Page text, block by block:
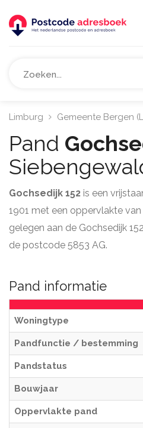
Limburg Gemeente Bergen
Pand
Gochsedijk 152 is een
1901 met een oppervlakte
gelegen aan de Gochsedijk
de postcode 5853 AG.
Pand informatie
Woningtype
Pandfunctie / bestemming
Pandstatus
Bouwjaar
Oppervlakte pand